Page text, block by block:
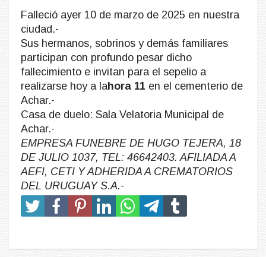
Falleció ayer 10 de marzo de 2025 en nuestra
ciudad.-
Sus hermanos, sobrinos y demás familiares
participan con profundo pesar dicho
fallecimiento e invitan para el sepelio a
realizarse hoy a lahora 11 en el cementerio de
Achar.-
Casa de duelo: Sala Velatoria Municipal de
Achar.-
EMPRESA FUNEBRE DE HUGO TEJERA, 18
DE JULIO 1037, TEL: 46642403. AFILIADA A
AEFI, CETI Y ADHERIDA A CREMATORIOS
DEL URUGUAY S.A.-